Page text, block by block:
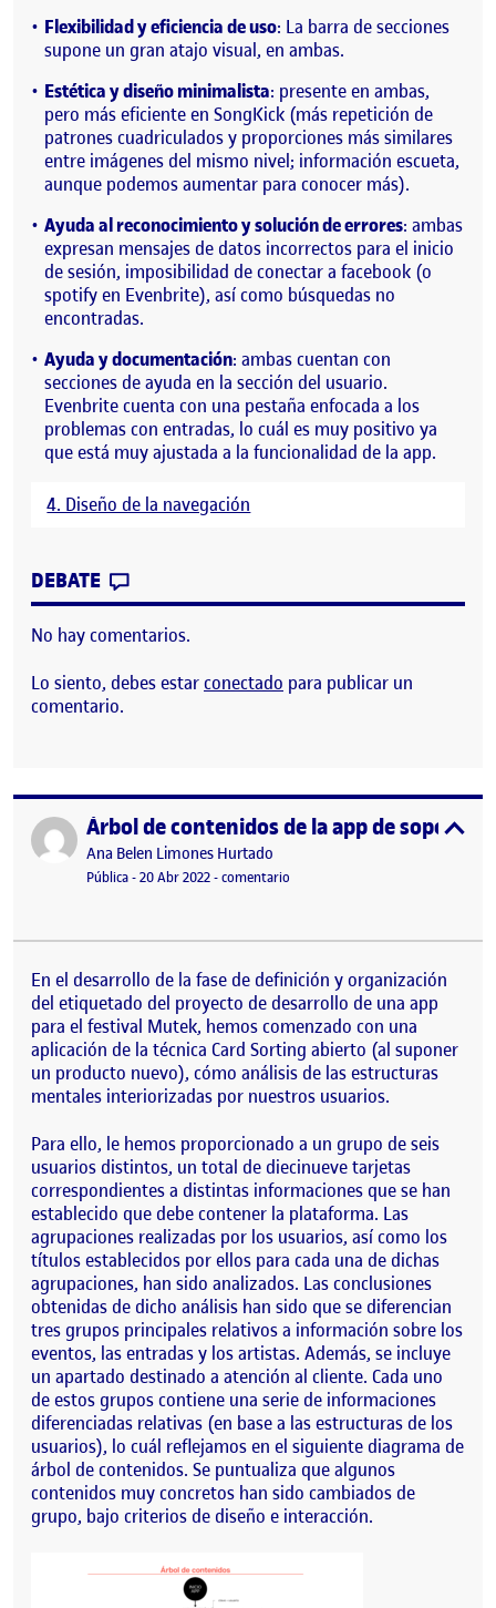
Flexibilidad y eficiencia de uso: La barra de secciones
supone un gran atajo visual, en ambas.
Estética y diseño minimalista: presente en ambas,
pero más eficiente en SongKick (más repetición de
patrones cuadriculados y proporciones más similares
entre imágenes del mismo nivel; información escueta,
aunque podemos aumentar para conocer más).
Ayuda al reconocimiento y solución de errores: ambas
expresan mensajes de datos incorrectos para el inicio
de sesión, imposibilidad de conectar a facebook (o
spotify en Evenbrite), así como búsquedas no
encontradas.
Ayuda y documentación: ambas cuentan con
secciones de ayuda en la sección del usuario.
Evenbrite cuenta con una pestaña enfocada a los
problemas con entradas, lo cuál es muy positivo ya
que está muy ajustada a la funcionalidad de la app.
4. Diseño de la navegación
DEBATE
No hay comentarios.
Lo siento, debes estarconectado para publicar un
comentario.
Publicado porÁrbol de contenidos de la app de soporte
Publicado por
Ana Belen Limones Hurtado
Visibilidad:
Pública-Fecha de publicación
20 Abr 2022-comentario
En el desarrollo de la fase de definición y organización
del etiquetado del proyecto de desarrollo de una app
para el festival Mutek, hemos comenzado con una
aplicación de la técnica Card Sorting abierto (al suponer
un producto nuevo), cómo análisis de las estructuras
mentales interiorizadas por nuestros usuarios.
Para ello, le hemos proporcionado a un grupo de seis
usuarios distintos, un total de diecinueve tarjetas
correspondientes a distintas informaciones que se han
establecido que debe contener la plataforma. Las
agrupaciones realizadas por los usuarios, así como los
títulos establecidos por ellos para cada una de dichas
agrupaciones, han sido analizados. Las conclusiones
obtenidas de dicho análisis han sido que se diferencian
tres grupos principales relativos a información sobre los
eventos, las entradas y los artistas. Además, se incluye
un apartado destinado a atención al cliente. Cada uno
de estos grupos contiene una serie de informaciones
diferenciadas relativas (en base a las estructuras de los
usuarios), lo cuál reflejamos en el siguiente diagrama de
árbol de contenidos. Se puntualiza que algunos
contenidos muy concretos han sido cambiados de
grupo, bajo criterios de diseño e interacción.